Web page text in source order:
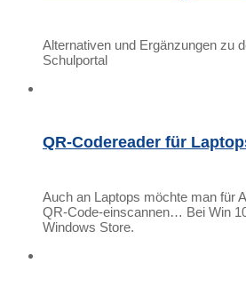
Alternativen und Ergänzungen zu
Schulportal
QR-Codereader für
Auch an Laptops möchte man für
QR-Code-einscannen… Bei Win
Windows Store.